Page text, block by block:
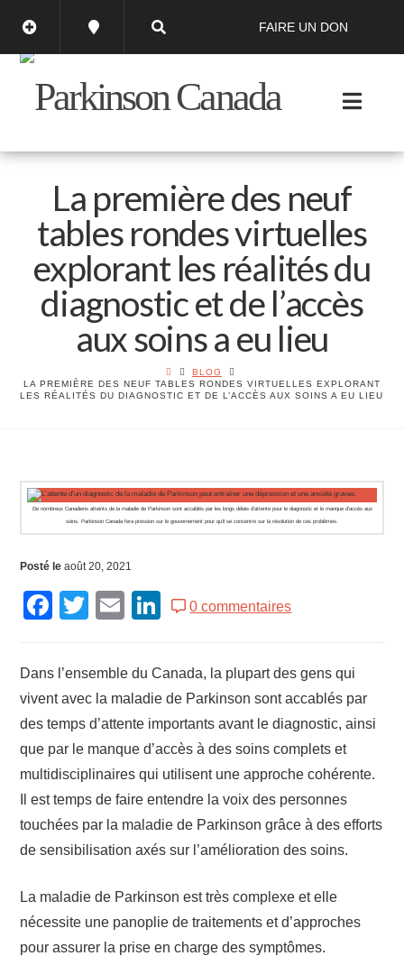
FAIRE UN DON
La première des neuf
tables rondes virtuelles
explorant les réalités du
diagnostic et de l’accès
aux soins a eu lieu
BLOG
LA PREMIÈRE DES NEUF TABLES RONDES VIRTUELLES EXPLORANT
LES RÉALITÉS DU DIAGNOSTIC ET DE L’ACCÈS AUX SOINS A EU LIEU
De nombreux Canadiens atteints de la maladie de Parkinson sont accablés par les longs délais d'attente pour le diagnostic et le manque d'accès aux
soins. Parkinson Canada fera pression sur le gouvernement pour qu'il se concentre sur la résolution de ces problèmes.
Posté leaoût 20, 2021
Facebook
Twitter
EmailLinkedIn
0 commentaires
Dans l’ensemble du Canada, la plupart des gens qui
vivent avec la maladie de Parkinson sont accablés par
des temps d’attente importants avant le diagnostic, ainsi
que par le manque d’accès à des soins complets et
multidisciplinaires qui utilisent une approche cohérente.
Il est temps de faire entendre la voix des personnes
touchées par la maladie de Parkinson grâce à des efforts
de sensibilisation axés sur l’amélioration des soins.
La maladie de Parkinson est très complexe et elle
nécessite une panoplie de traitements et d’approches
pour assurer la prise en charge des symptômes.